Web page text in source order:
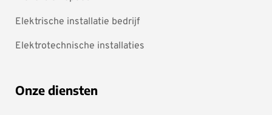
Elektrische installatie bedrijf
Elektrotechnische installaties
Onze diensten